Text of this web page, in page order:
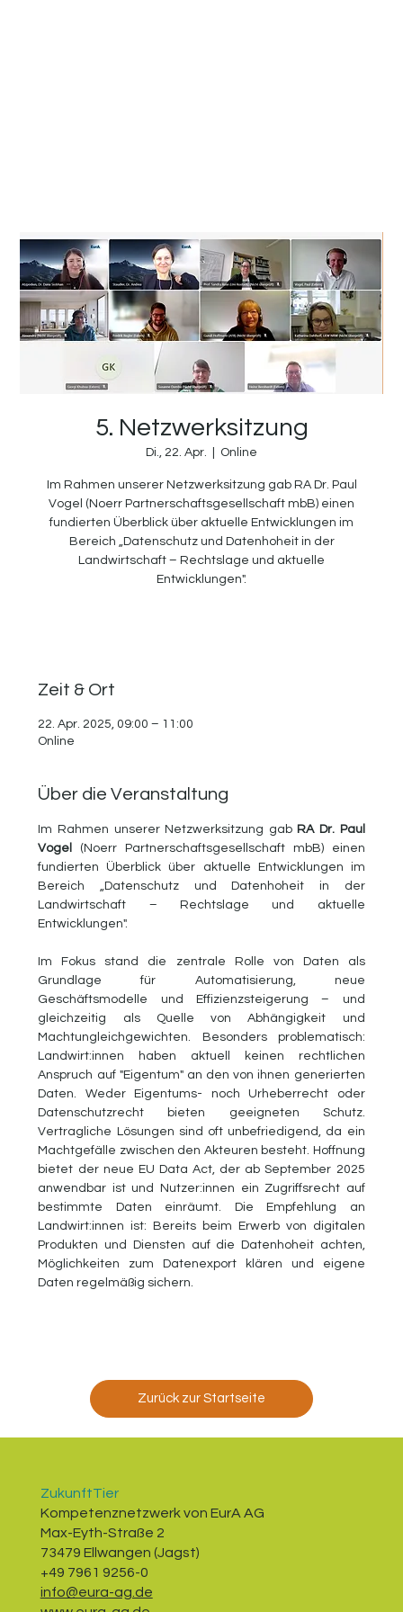
5. Netzwerksitzung
Di., 22. Apr. Online
Im Rahmen unserer Netzwerksitzung gab RA Dr. Paul
Vogel (Noerr Partnerschaftsgesellschaft mbB) einen
fundierten Überblick über aktuelle Entwicklungen im
Bereich „Datenschutz und Datenhoheit in der
Landwirtschaft – Rechtslage und aktuelle
Entwicklungen".
Zeit & Ort
22. Apr. 2025, 09:00 – 11:00
Online
Über die Veranstaltung
Im Rahmen unserer Netzwerksitzung gab RA Dr. Paul
Vogel
(Noerr Partnerschaftsgesellschaft mbB) einen
fundierten Überblick über aktuelle Entwicklungen im
Bereich „Datenschutz und Datenhoheit in der
Landwirtschaft – Rechtslage und aktuelle
Entwicklungen".
Im Fokus stand die zentrale Rolle von Daten als
Grundlage für Automatisierung, neue
Geschäftsmodelle und Effizienzsteigerung – und
gleichzeitig als Quelle von Abhängigkeit und
Machtungleichgewichten. Besonders problematisch:
Landwirt:innen haben aktuell keinen rechtlichen
Anspruch auf "Eigentum" an den von ihnen generierten
Daten. Weder Eigentums- noch Urheberrecht oder
Datenschutzrecht bieten geeigneten Schutz.
Vertragliche Lösungen sind oft unbefriedigend, da ein
Machtgefälle zwischen den Akteuren besteht. Hoffnung
bietet der neue EU Data Act, der ab September 2025
anwendbar ist und Nutzer:innen ein Zugriffsrecht auf
bestimmte Daten einräumt. Die Empfehlung an
Landwirt:innen ist: Bereits beim Erwerb von digitalen
Produkten und Diensten auf die Datenhoheit achten,
Möglichkeiten zum Datenexport klären und eigene
Daten regelmäßig sichern.
Zurück zur Startseite
ZukunftTier
Kompetenznetzwerk von EurA AG
Max-Eyth-Straße 2
73479 Ellwangen (Jagst)
+49 7961 9256-0
info@eura-ag.de